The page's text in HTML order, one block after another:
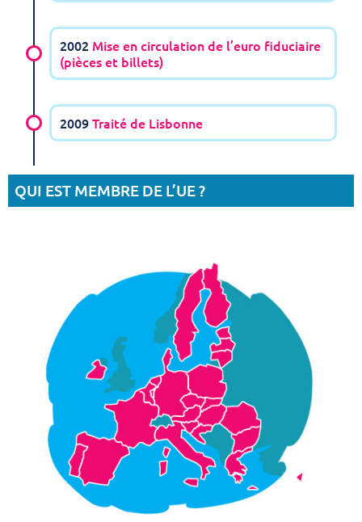
2002 Mise en circulation de l’euro fiduciaire
(pièces et billets)
2009 Traité de Lisbonne
QUI EST MEMBRE DE L’UE ?